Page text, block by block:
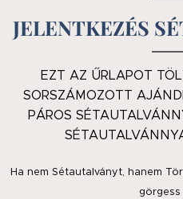
JELENTKEZÉS
EZT AZ ŰRLAPOT
SORSZÁMOZOTT
PÁROS
Ha nem Sétautalványt, hanem
görgess